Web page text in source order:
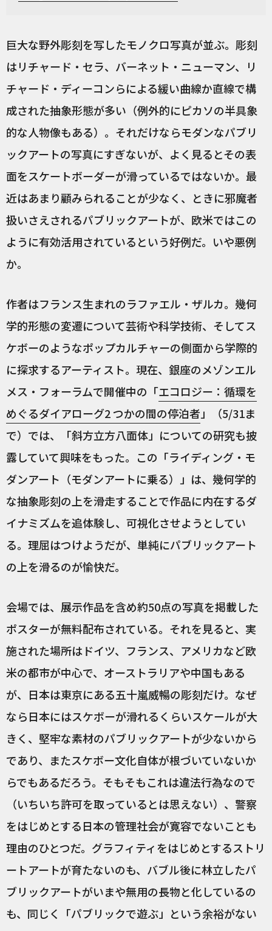
巨大な野外彫刻を写したモノクロ写真が並ぶ。彫刻
はリチャード・セラ、バーネット・ニューマン、リ
チャード・ディーコンらによる緩い曲線か直線で構
成された抽象形態が多い（例外的にピカソの半具象
的な人物像もある）。それだけならモダンなパブリ
ックアートの写真にすぎないが、よく見るとその表
面をスケートボーダーが滑っているではないか。最
近はあまり顧みられることが少なく、ときに邪魔者
扱いさえされるパブリックアートが、欧米ではこの
ように有効活用されているという好例だ。いや悪例
か。
作者はフランス生まれのラファエル・ザルカ。幾何
学的形態の変遷について芸術や科学技術、そしてス
ケボーのようなポップカルチャーの側面から学際的
に探求するアーティスト。現在、銀座のメゾンエル
メス・フォーラムで開催中の「エコロジー：循環を
めぐるダイアローグ2 つかの間の停泊者 」（5/31ま
で）では、「斜方立方八面体」についての研究も披
露していて興味をもった。この「ライディング・モ
ダンアート（モダンアートに乗る）」は、幾何学的
な抽象彫刻の上を滑走することで作品に内在するダ
イナミズムを追体験し、可視化させようとしてい
る。理屈はつけようだが、単純にパブリックアート
の上を滑るのが愉快だ。
会場では、展示作品を含め約50点の写真を掲載した
ポスターが無料配布されている。それを見ると、実
施された場所はドイツ、フランス、アメリカなど欧
米の都市が中心で、オーストラリアや中国もある
が、日本は東京にある五十嵐威暢の彫刻だけ。なぜ
なら日本にはスケボーが滑れるくらいスケールが大
きく、堅牢な素材のパブリックアートが少ないから
であり、またスケボー文化自体が根づいていないか
らでもあるだろう。そもそもこれは違法行為なので
（いちいち許可を取っているとは思えない）、警察
をはじめとする日本の管理社会が寛容でないことも
理由のひとつだ。グラフィティをはじめとするストリ
ートアートが育たないのも、バブル後に林立したパ
ブリックアートがいまや無用の長物と化しているの
も、同じく「パブリックで遊ぶ」という余裕がない